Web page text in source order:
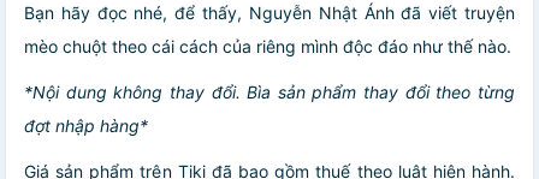
Bạn hãy đọc nhé, để thấy, Nguyễn Nhật Ánh đã viết truyện
mèo chuột theo cái cách của riêng mình độc đáo như thế nào.
*Nội dung không thay đổi. Bìa sản phẩm thay đổi theo từng
đợt nhập hàng*
Giá sản phẩm trên Tiki đã bao gồm thuế theo luật hiện hành.